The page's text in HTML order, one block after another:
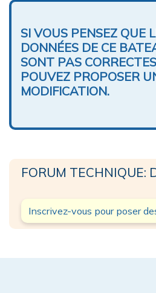
SI VOUS PENSEZ QUE
DONNÉES DE CE
SONT PAS
POUVEZ PROPOSER
MODIFICATION.
FORUM TECHNIQUE:
Inscrivez-vous pour poser